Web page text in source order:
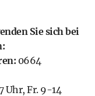
Sie sich bei
0664
Uhr, Fr. 9-14